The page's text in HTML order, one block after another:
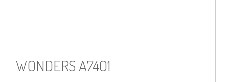
WONDERS A7401